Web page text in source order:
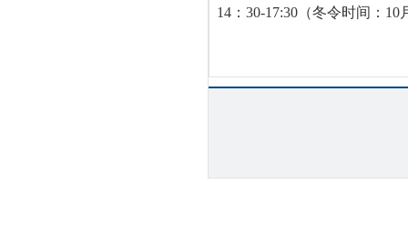
14：30-17:30（冬令时间：10